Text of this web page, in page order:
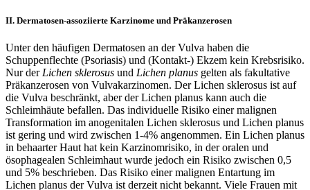
II. Dermatosen-assoziierte Karzinome und Präkanzerosen
Unter den häufigen Dermatosen an der Vulva haben die
Schuppenflechte (Psoriasis) und (Kontakt-) Ekzem kein Krebsrisiko.
Nur der Lichen sklerosus und Lichen planus gelten als fakultative
Präkanzerosen von Vulvakarzinomen. Der Lichen sklerosus ist auf
die Vulva beschränkt, aber der Lichen planus kann auch die
Schleimhäute befallen. Das individuelle Risiko einer malignen
Transformation im anogenitalen Lichen sklerosus und Lichen planus
ist gering und wird zwischen 1-4% angenommen. Ein Lichen planus
in behaarter Haut hat kein Karzinomrisiko, in der oralen und
ösophagealen Schleimhaut wurde jedoch ein Risiko zwischen 0,5
und 5% beschrieben. Das Risiko einer malignen Entartung im
Lichen planus der Vulva ist derzeit nicht bekannt. Viele Frauen mit